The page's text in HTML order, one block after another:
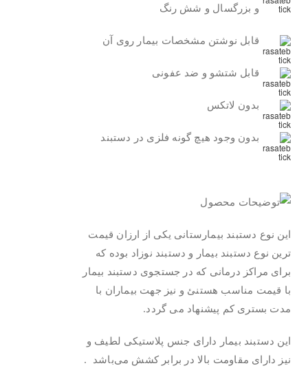
و بزرگسال و شش رنگ
قابل نوشتن مشخصات بیمار روی آن
قابل شتشو و ضد عفونی
بدون لاتکس
بدون وجود هیچ گونه فلزی در دستبند
این نوع دستبند بیمارستانی یکی از ارزان قیمت
ترین نوع دستبند بیمار و دستبند نوزاد بوده که
برای مراکز درمانی که در جستجوی دستبند بیمار
با قیمت مناسب هستنئ و نیز جهت بیماران با
مدت بستری کم پیشنهاد می گردد.
این دستبند بیمار دارای جنس پلاستیکی لطیف و
نیز دارای مقاومت بالا در برابر کشش می‌باشد .